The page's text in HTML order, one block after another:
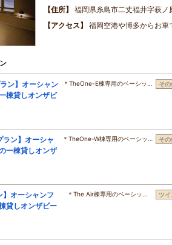
住所
福岡県糸島市二丈福井字萩ノ
アクセス
福岡空港や博多からお車
ン】オーシャン
棟貸しオンザビ
＊TheOne-E棟専用のベーシッ… その
ン】オーシャ
一棟貸しオンザ
＊TheOne-W棟専用のベーシッ… その
オーシャンフ
貸しオンザビー
＊The Air棟専用のベーシッ… ツイ